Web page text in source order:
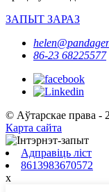
ЗАПЫТ ЗАРАЗ
86-23 68225577
© Аўтарскае права -
Карта сайта
Адправіць ліст
8613983670572
x